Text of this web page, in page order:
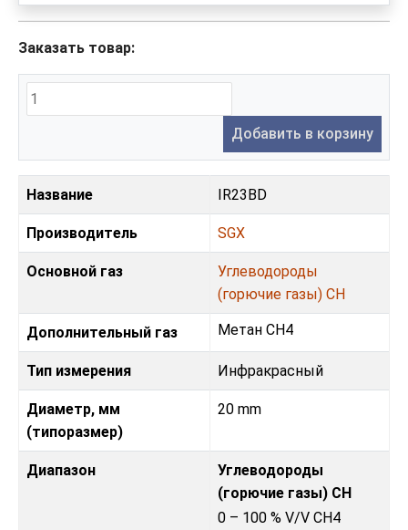
Заказать товар:
Добавить в корзину
Название IR23BD
Производитель SGX
Основной газ
Углеводороды
(горючие газы) CH
Дополнительный газ Метан CH4
Тип измерения Инфракрасный
Диаметр, мм
(типоразмер)
20 mm
Диапазон
Углеводороды
(горючие газы) CH
0 – 100 % V/V CH4